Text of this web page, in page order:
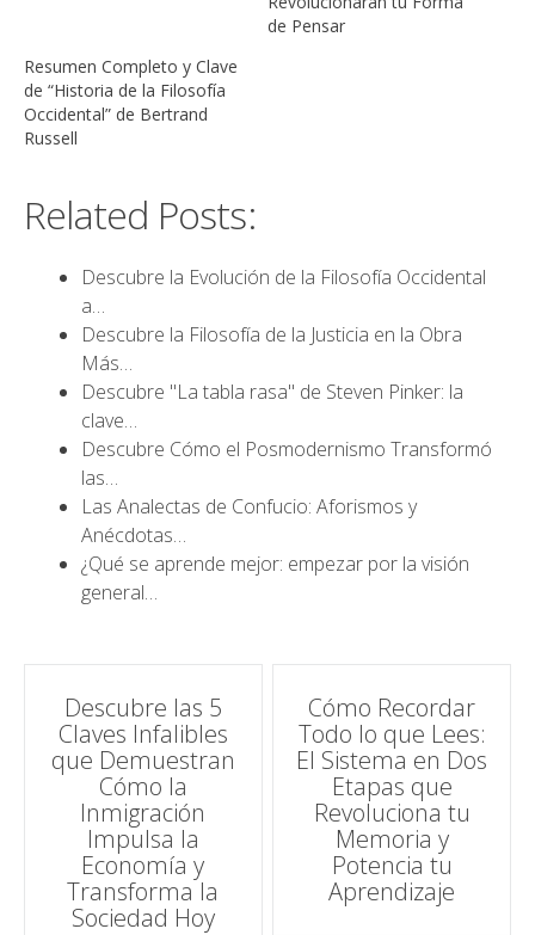
de Pensar
Resumen Completo y Clave
de “Historia de la Filosofía
Occidental” de Bertrand
Russell
Related Posts:
Descubre la Evolución de la Filosofía Occidental
a…
Descubre la Filosofía de la Justicia en la Obra
Más…
Descubre "La tabla rasa" de Steven Pinker: la
clave…
Descubre Cómo el Posmodernismo Transformó
las…
Las Analectas de Confucio: Aforismos y
Anécdotas…
¿Qué se aprende mejor: empezar por la visión
general…
Navegación
de
entradas
Descubre las 5
Claves Infalibles
que Demuestran
Cómo la
Inmigración
Impulsa la
Economía y
Transforma la
Sociedad Hoy
Cómo Recordar
Todo lo que Lees:
El Sistema en Dos
Etapas que
Revoluciona tu
Memoria y
Potencia tu
Aprendizaje